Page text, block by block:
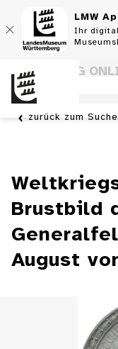
LMW
Ihr
SAMMLUNG
WÜRTTEMBERG
zurück zum
Brustbild
August